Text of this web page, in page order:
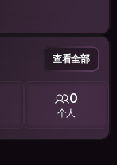
查看全部
0
个人